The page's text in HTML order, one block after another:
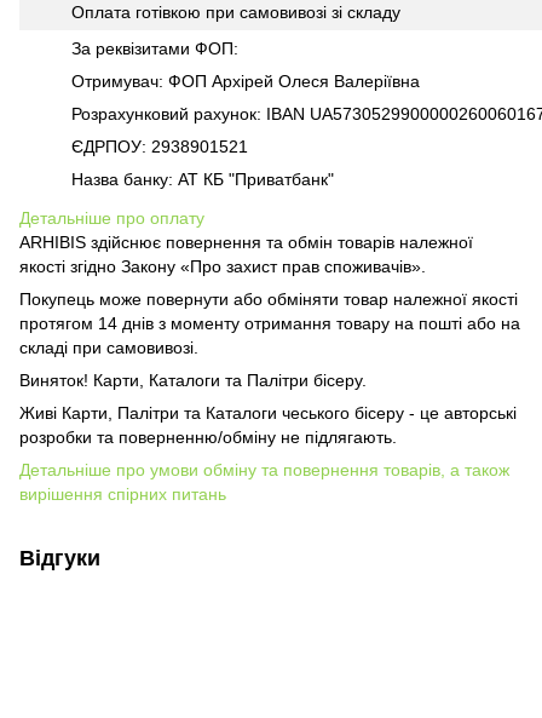
Оплата готівкою при самовивозі зі складу
За реквізитами ФОП:
Отримувач: ФОП Архірей Олеся Валеріївна
Розрахунковий рахунок: IBAN
ЄДРПОУ: 2938901521
Назва банку: АТ КБ "Приватбанк"
Детальніше про оплату
ARHIBIS здійснює повернення та обмін товарів належної
якості згідно Закону «Про захист прав споживачів».
Покупець може повернути або обміняти товар належної якості
протягом 14 днів з моменту отримання товару на пошті або на
складі при самовивозі.
Виняток! Карти, Каталоги та Палітри бісеру.
Живі Карти, Палітри та Каталоги чеського бісеру - це авторські
розробки та поверненню/обміну не підлягають.
Детальніше про умови обміну та повернення товарів, а також
вирішення спірних питань
Відгуки